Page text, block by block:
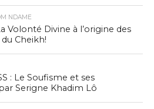
NDAME
Volonté Divine à l’origine des
Cheikh!
: Le Soufisme et ses
Serigne Khadim Lô